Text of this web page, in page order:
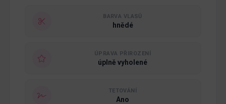
BARVA VLASŮ
hnědé
ÚPRAVA PŘIROZENÍ
úplně vyholené
TETOVÁNÍ
Ano